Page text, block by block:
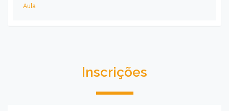
Aula
Inscrições